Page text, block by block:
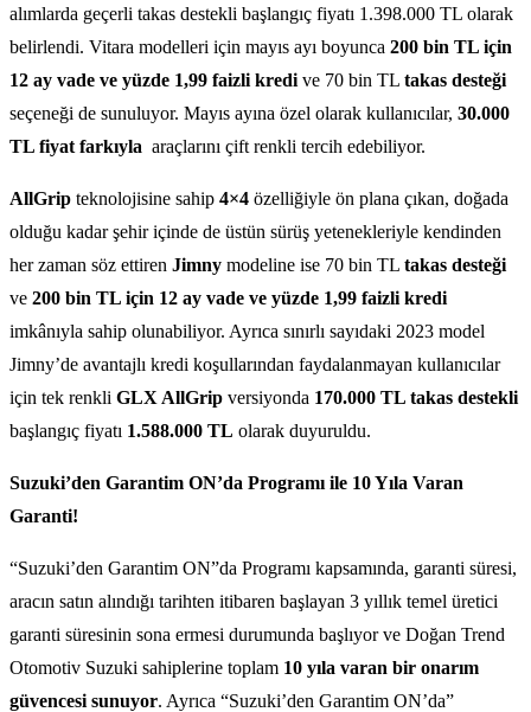
alımlarda geçerli takas destekli başlangıç fiyatı 1.398.000 TL olarak
belirlendi. Vitara modelleri için mayıs ayı boyunca 200 bin TL için
12 ay vade ve yüzde 1,99 faizli kredi ve 70 bin TL takas desteği
seçeneği de sunuluyor. Mayıs ayına özel olarak kullanıcılar, 30.000
TL fiyat farkıyla araçlarını çift renkli tercih edebiliyor.
AllGrip teknolojisine sahip 4×4 özelliğiyle ön plana çıkan, doğada
olduğu kadar şehir içinde de üstün sürüş yetenekleriyle kendinden
her zaman söz ettiren Jimny modeline ise 70 bin TL takas desteği
ve 200 bin TL için 12 ay vade ve yüzde 1,99 faizli kredi
imkânıyla sahip olunabiliyor. Ayrıca sınırlı sayıdaki 2023 model
Jimny’de avantajlı kredi koşullarından faydalanmayan kullanıcılar
için tek renkli GLX AllGrip versiyonda 170.000 TL takas destekli
başlangıç fiyatı 1.588.000 TL olarak duyuruldu.
Suzuki’den Garantim ON’da Programı ile 10 Yıla Varan
Garanti!
“Suzuki’den Garantim ON”da Programı kapsamında, garanti süresi,
aracın satın alındığı tarihten itibaren başlayan 3 yıllık temel üretici
garanti süresinin sona ermesi durumunda başlıyor ve Doğan Trend
Otomotiv Suzuki sahiplerine toplam 10 yıla varan bir onarım
güvencesi sunuyor. Ayrıca “Suzuki’den Garantim ON’da”